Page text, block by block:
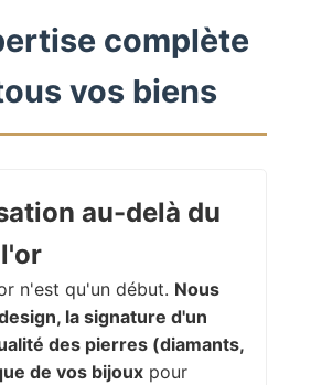
complète
vos biens
au-delà du
n'est qu'un début. Nous
la signature d'un
des pierres (diamants,
de vos bijoux pour